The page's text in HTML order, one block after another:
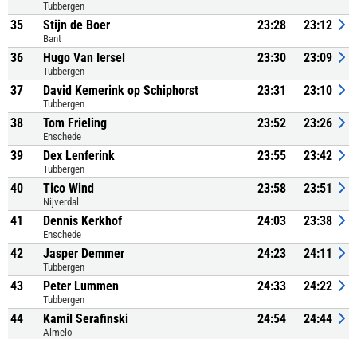
Tubbergen
35 Stijn de Boer
Bant
23:28 23:12
36 Hugo Van Iersel
Tubbergen
23:30 23:09
37 David Kemerink op Schiphorst
Tubbergen
23:31 23:10
38 Tom Frieling
Enschede
23:52 23:26
39 Dex Lenferink
Tubbergen
23:55 23:42
40 Tico Wind
Nijverdal
23:58 23:51
41 Dennis Kerkhof
Enschede
24:03 23:38
42 Jasper Demmer
Tubbergen
24:23 24:11
43 Peter Lummen
Tubbergen
24:33 24:22
44 Kamil Serafinski
Almelo
24:54 24:44